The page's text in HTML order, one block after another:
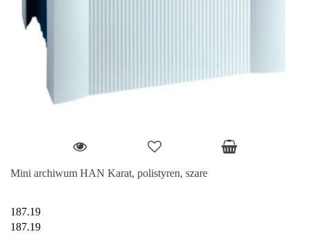
Mini archiwum HAN Karat, polistyren, szare
187.19
187.19